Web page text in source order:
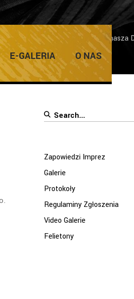
E-GALERIA O NAS
Home/Galerie / Koncert Tomasza
Search
Zapowiedzi Imprez
Galerie
Protokoły
Regulaminy Zgłoszenia
Video Galerie
Felietony